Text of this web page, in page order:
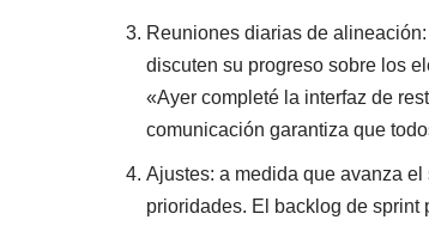
Reuniones diarias de
discuten su progreso sobre los
«Ayer completé la interfaz de
comunicación garantiza que
Ajustes: a medida que avanza
prioridades. El backlog de sprint